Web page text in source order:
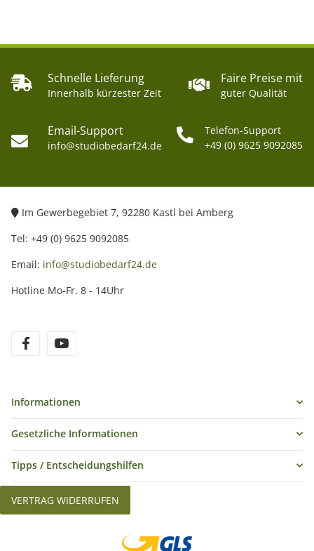
Schnelle Lieferung
Innerhalb kürzester Zeit
Faire Preise mit
guter Qualität
Email-Support
info@studiobedarf24.de
Telefon-Support
+49 (0) 9625 9092085
Im Gewerbegebiet 7, 92280 Kastl bei Amberg
Tel: +49 (0) 9625 9092085
Email: info@studiobedarf24.de
Hotline Mo-Fr. 8 - 14Uhr
Informationen
Gesetzliche Informationen
Tipps / Entscheidungshilfen
VERTRAG WIDERRUFEN